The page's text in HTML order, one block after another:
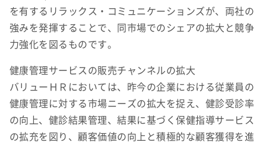
を有するリラックス・コミュニケーションズが、両社の
強みを発揮することで、同市場でのシェアの拡大と競争
力強化を図るものです。
健康管理サービスの販売チャンネルの拡大
バリューＨＲにおいては、昨今の企業における従業員の
健康管理に対する市場ニーズの拡大を捉え、健診受診率
の向上、健診結果管理、結果に基づく保健指導サービス
の拡充を図り、顧客価値の向上と積極的な顧客獲得を進